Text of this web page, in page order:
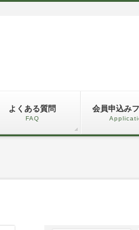
よくある質問
FAQ
会員申込み